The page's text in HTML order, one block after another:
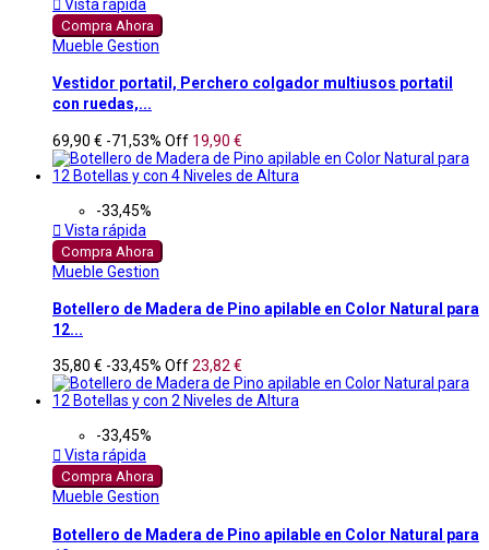
 Vista rápida
Compra Ahora
Mueble Gestion
Vestidor portatil, Perchero colgador multiusos portatil
con ruedas,...
69,90 € -71,53% Off 19,90 €
-33,45%
 Vista rápida
Compra Ahora
Mueble Gestion
Botellero de Madera de Pino apilable en Color Natural para
12...
35,80 € -33,45% Off23,82 €
-33,45%
 Vista rápida
Compra Ahora
Mueble Gestion
Botellero de Madera de Pino apilable en Color Natural para